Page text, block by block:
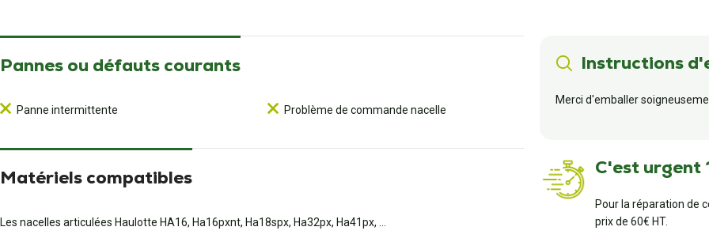
Pannes ou défauts courants
Panne intermittente Problème de commande nacelle
Matériels compatibles
Les nacelles articulées Haulotte HA16, Ha16pxnt, Ha18spx, Ha32px, Ha41px, ...
Instructions
Merci d'emballer
C'est urgent
Pour la réparation de
prix de 60€ HT.